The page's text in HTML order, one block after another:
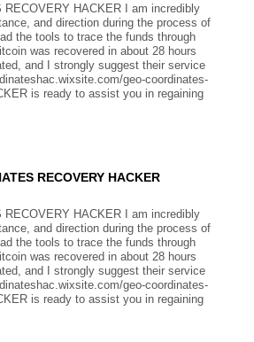
HACKER I am incredibly
and direction during the process of
the tools to trace the funds through
was recovered in about 28 hours
and I strongly suggest their service
geo-coordinates-
is ready to assist you in regaining
RECOVERY HACKER
HACKER I am incredibly
and direction during the process of
the tools to trace the funds through
was recovered in about 28 hours
and I strongly suggest their service
geo-coordinates-
is ready to assist you in regaining